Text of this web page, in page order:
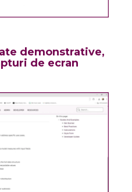
demonstrative,
de ecran